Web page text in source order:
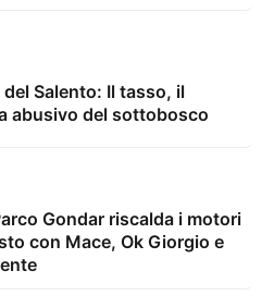
del Salento: Il tasso, il
abusivo del sottobosco
Gondar riscalda i motori
con Mace, Ok Giorgio e